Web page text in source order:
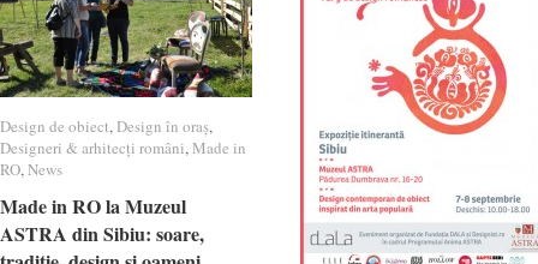
Design de obiect,Design în oraș,
Designeri & arhitecți români,Made in
RO,News
Made in RO la Muzeul
ASTRA din Sibiu: soare,
Design de obiect Design în oraș
Designeri & arhitecți români Made in
RO News
Made in RO la Muzeul
ASTRA din Sibiu: soare,